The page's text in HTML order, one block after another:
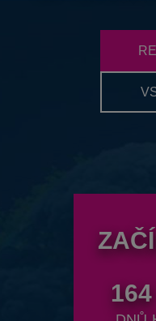
164